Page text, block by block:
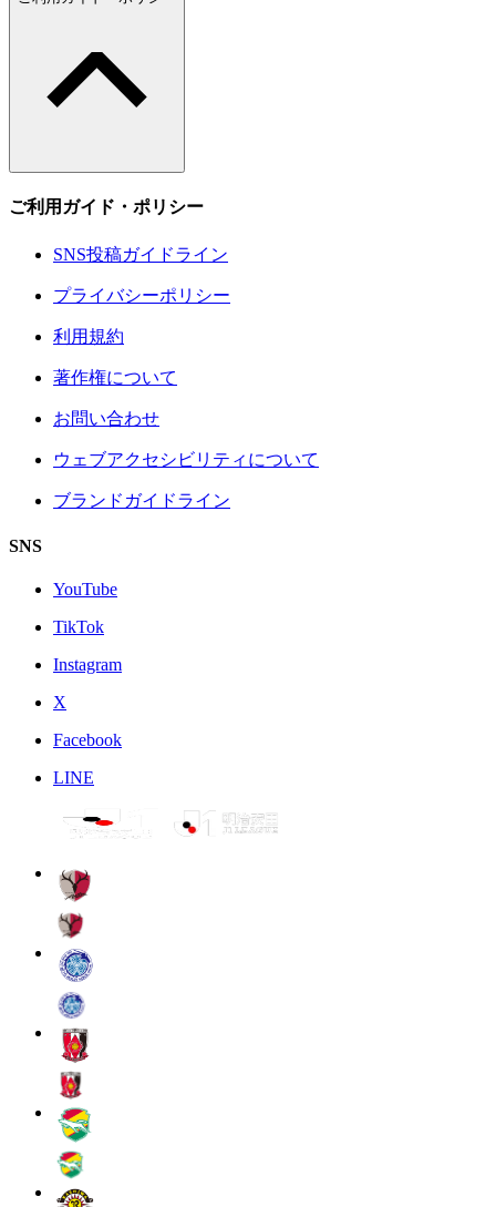
ご利用ガイド・ポリシー
SNS投稿ガイドライン
プライバシーポリシー
利用規約
著作権について
お問い合わせ
ウェブアクセシビリティについて
ブランドガイドライン
SNS
YouTube
TikTok
Instagram
X
Facebook
LINE